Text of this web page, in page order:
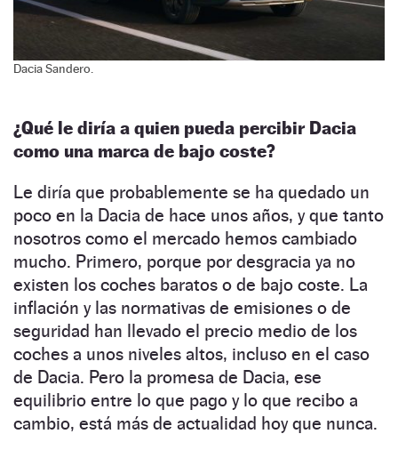
Dacia Sandero.
¿Qué le diría a quien pueda percibir Dacia
como una marca de bajo coste?
Le diría que probablemente se ha quedado un
poco en la Dacia de hace unos años, y que tanto
nosotros como el mercado hemos cambiado
mucho. Primero, porque por desgracia ya no
existen los coches baratos o de bajo coste. La
inflación y las normativas de emisiones o de
seguridad han llevado el precio medio de los
coches a unos niveles altos, incluso en el caso
de Dacia. Pero la promesa de Dacia, ese
equilibrio entre lo que pago y lo que recibo a
cambio, está más de actualidad hoy que nunca.